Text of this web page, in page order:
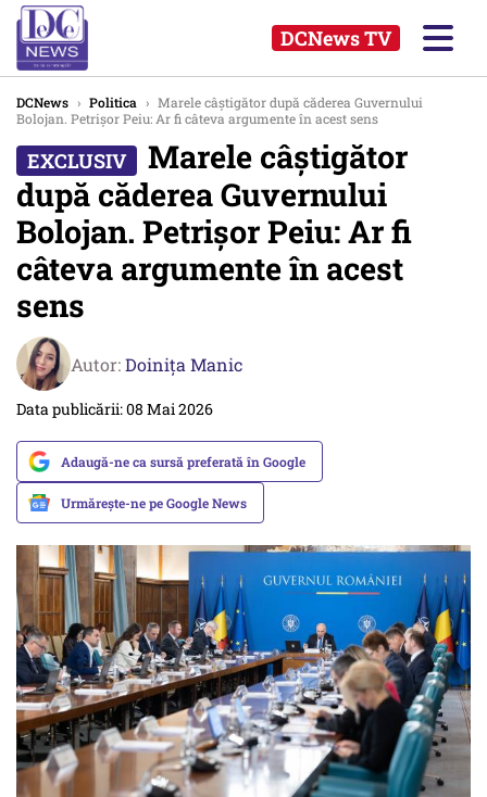
DCNews TV
DCNews › Politica › Marele câștigător după căderea Guvernului
Bolojan. Petrișor Peiu: Ar fi câteva argumente în acest sens
Marele câștigător
după căderea Guvernului
Bolojan. Petrișor Peiu: Ar fi
câteva argumente în acest
sens
Autor:Doinița Manic
Data publicării: 08 Mai 2026
Adaugă-ne ca sursă preferată în Google
Urmărește-ne pe Google News